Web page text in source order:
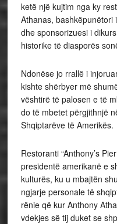
ketë një kujtim nga ky
Athanas, bashkëpunëtori
dhe sponsorizuesi i
historike të diasporës
Ndonëse jo rrallë i
kishte shërbyer më
vështirë të palosen e të
do të mbetet përgjithnjë
Shqiptarëve të Amerikës.
Restoranti “Anthony’s
presidentë amerikanë e
kulturës, ku u mbajtën
ngjarje personale të
rënie që kur Anthony
vdekjes së tij duket se